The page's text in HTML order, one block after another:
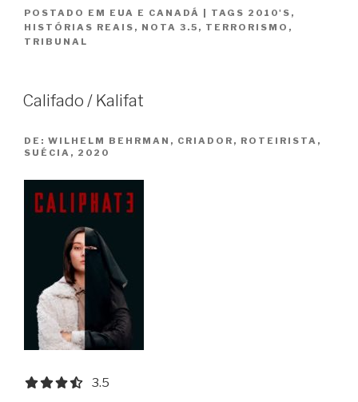
Richard
Jewell
Jewell”
POSTADO EM EUA E CANADÁ TAGS 2010'S ,
HISTÓRIAS REAIS , NOTA 3.5 , TERRORISMO ,
TRIBUNAL
Califado / Kalifat
DE: WILHELM BEHRMAN, CRIADOR, ROTEIRISTA,
SUÉCIA, 2020
3.5 out of 5.0 stars
3.5